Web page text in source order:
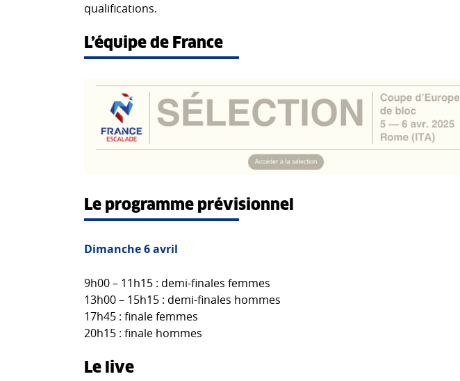
qualifications.
L’équipe de France
Le programme prévisionnel
Dimanche 6 avril
9h00 – 11h15 : demi-finales femmes
13h00 – 15h15 : demi-finales hommes
17h45 : finale femmes
20h15 : finale hommes
Le live